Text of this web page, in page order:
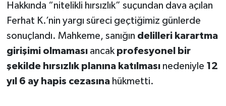
Hakkında “nitelikli hırsızlık” suçundan dava açılan
Ferhat K.’nin yargı süreci geçtiğimiz günlerde
sonuçlandı. Mahkeme, sanığın delilleri karartma
girişimi olmamasıancak profesyonel bir
şekilde hırsızlık planına katılmasınedeniyle 12
yıl 6 ay hapis cezasınahükmetti.